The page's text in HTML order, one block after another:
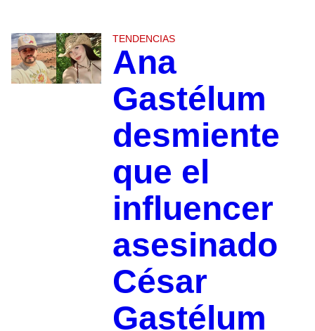
TENDENCIAS
Ana
Gastélum
desmiente
que el
influencer
asesinado
César
Gastélum